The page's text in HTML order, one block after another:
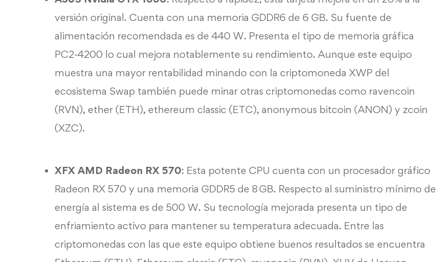
versión original. Cuenta con una memoria GDDR6 de 6 GB. Su fuente de
alimentación recomendada es de 440 W. Presenta el tipo de memoria gráfica
PC2-4200 lo cual mejora notablemente su rendimiento. Aunque este equipo
muestra una mayor rentabilidad minando con la criptomoneda XWP del
ecosistema Swap también puede minar otras criptomonedas como ravencoin
(RVN), ether (ETH), ethereum classic (ETC), anonymous bitcoin (ANON) y zcoin
(XZC).
XFX AMD Radeon RX 570: Esta potente CPU cuenta con un procesador gráfico
Radeon RX 570 y una memoria GDDR5 de 8 GB. Respecto al suministro mínimo de
energía al sistema es de 500 W. Su tecnología mejorada presenta un tipo de
enfriamiento activo para mantener su temperatura adecuada. Entre las
criptomonedas con las que este equipo obtiene buenos resultados se encuentra